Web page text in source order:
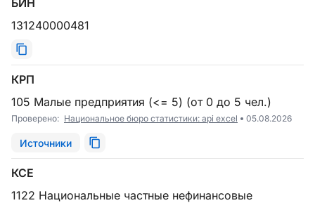
БИН
131240000481
КРП
105 Малые предприятия (<= 5) (от 0 до 5 чел.)
Проверено: Национальное бюро статистики: api excel 05.08.2026
Источники
КСЕ
1122 Национальные частные нефинансовые